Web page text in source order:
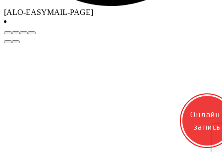
[ALO-EASYMAIL-PAGE]
запись